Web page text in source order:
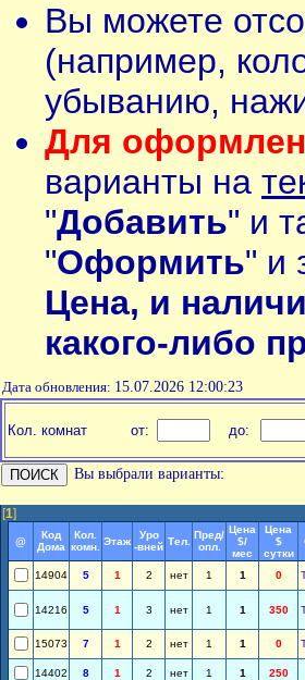
Вы можете
(например,
убыванию,
Для
варианты на
"Добавить" и
"Оформить" и
Цена, и
какого-либо
Дата обновления: 15.07.2026 12:00:23
Кол. комнат от: до:
Вы выбрали варианты:
[1]
@
Код
Дома
Кол.
комн. Этаж
Уро
-вней Тел.
Пред/
опл.
Цена
$/
мес
Цена
$
сутки
14904 5 1 2 нет 1 1 0
14216 5 1 3 нет 1 1 350
15073 7 1 2 нет 1 1 0
14402 8 1 2 нет 1 1 250